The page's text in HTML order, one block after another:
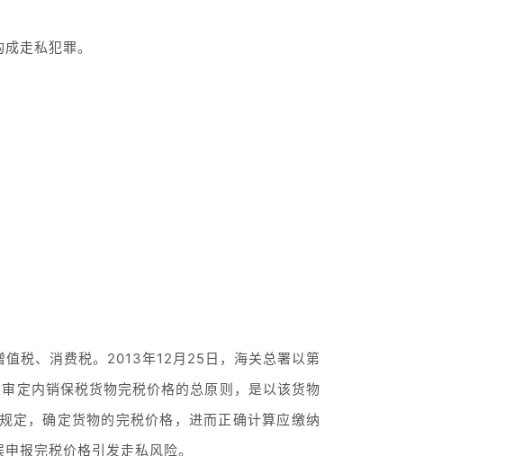
走私犯罪。
税、消费税。2013年12月25日，海关总署以第
定内销保税货物完税价格的总原则，是以该货物
定，确定货物的完税价格，进而正确计算应缴纳
报完税价格引发走私风险。